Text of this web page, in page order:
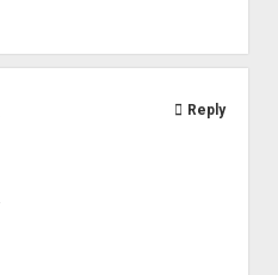
Reply